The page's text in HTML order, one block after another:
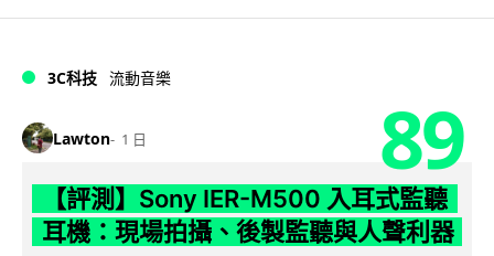
3C科技 流動音樂
Lawton 1 日 89
【評測】Sony IER-M500 入耳式監聽
耳機：現場拍攝、後製監聽與人聲利器